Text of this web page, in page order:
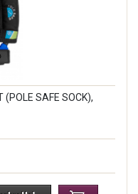
(POLE SAFE SOCK),